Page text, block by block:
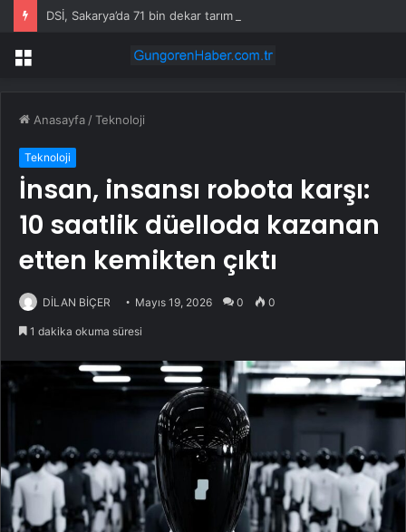
DSİ, Sakarya’da 71 bin dekar tarım arazisini sulayacak
Menü
Anasayfa /Teknoloji
Teknoloji
İnsan, insansı robota karşı:
10 saatlik düelloda kazanan
etten kemikten çıktı
DİLAN BİÇER Mayıs 19, 2026 0 0
1 dakika okuma süresi